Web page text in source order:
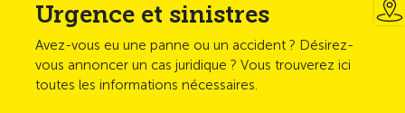
Urgence et sinistres
Avez-vous eu une panne ou un accident ? Désirez-
vous annoncer un cas juridique ? Vous trouverez ici
toutes les informations nécessaires.